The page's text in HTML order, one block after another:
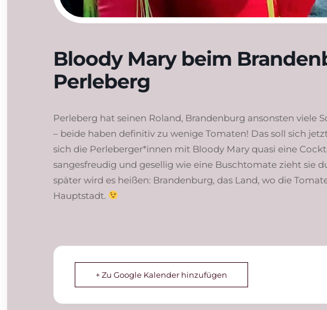
Bloody Mary beim
Perleberg
Perleberg hat seinen Roland, Brandenburg ansonsten viele
– beide haben definitiv zu wenige Tomaten! Das soll sich
sich die Perleberger*innen mit Bloody Mary quasi eine
sangesfreudig und gesellig wie eine Buschtomate zieht sie
später wird es heißen: Brandenburg, das Land, wo die
Hauptstadt.
+ Zu Google Kalender hinzufügen